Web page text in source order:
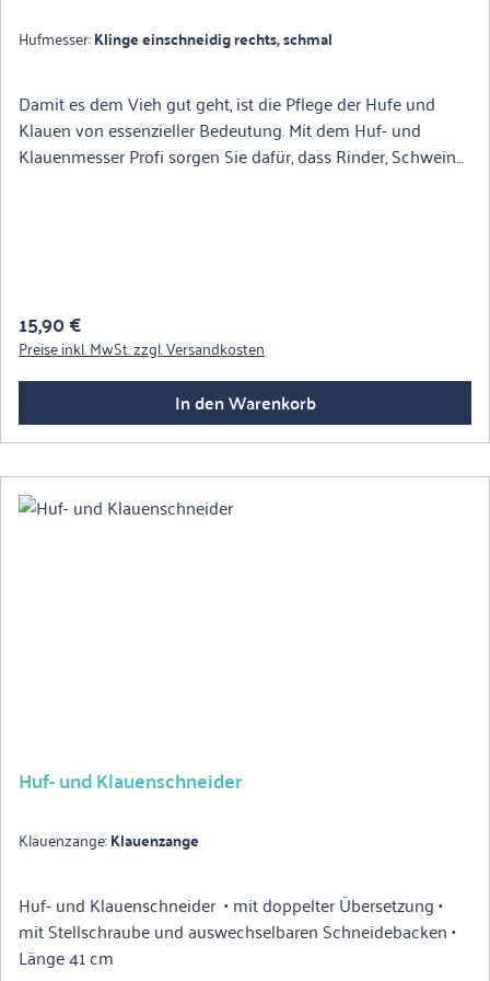
Hufmesser:Klinge einschneidig rechts, schmal
Damit es dem Vieh gut geht, ist die Pflege der Hufe und
Klauen von essenzieller Bedeutung. Mit dem Huf- und
Klauenmesser Profi sorgen Sie dafür, dass Rinder, Schweine,
Klinge mit erhöhtem Chromgehalt besitzt eine hohe
Abriebhärte und überzeugt mit einer beeindruckenden
mechanischen Belastbarkeit. Die polierte Oberfläche und
die hervorragende Schleifbarkeit des Messerstahls sorgen
dafür, dass das Huf- und Klauenmesser Profi das optimale
Werkzeug für den rauen Bereich in der Viehpflege ist. •
Hochwertiger, eigens für Schneidwerkzeuge entwickelter
Spezialstahl• Verbesserte Schneidkraft• Optimierte
Schleifbarkeit• Überarbeiteter Klingenradius für noch
Regulärer Preis:
15,90 €
Preise inkl. MwSt. zzgl. Versandkosten
In den Warenkorb
Huf- und Klauenschneider
Klauenzange:Klauenzange
Huf- und Klauenschneider • mit doppelter Übersetzung •
mit Stellschraube und auswechselbaren Schneidebacken •
Länge 41 cm